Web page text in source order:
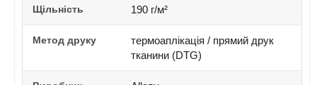
Щільність 190 г/м²
Метод друку
термоаплікація / прямий друк
тканини (DTG)